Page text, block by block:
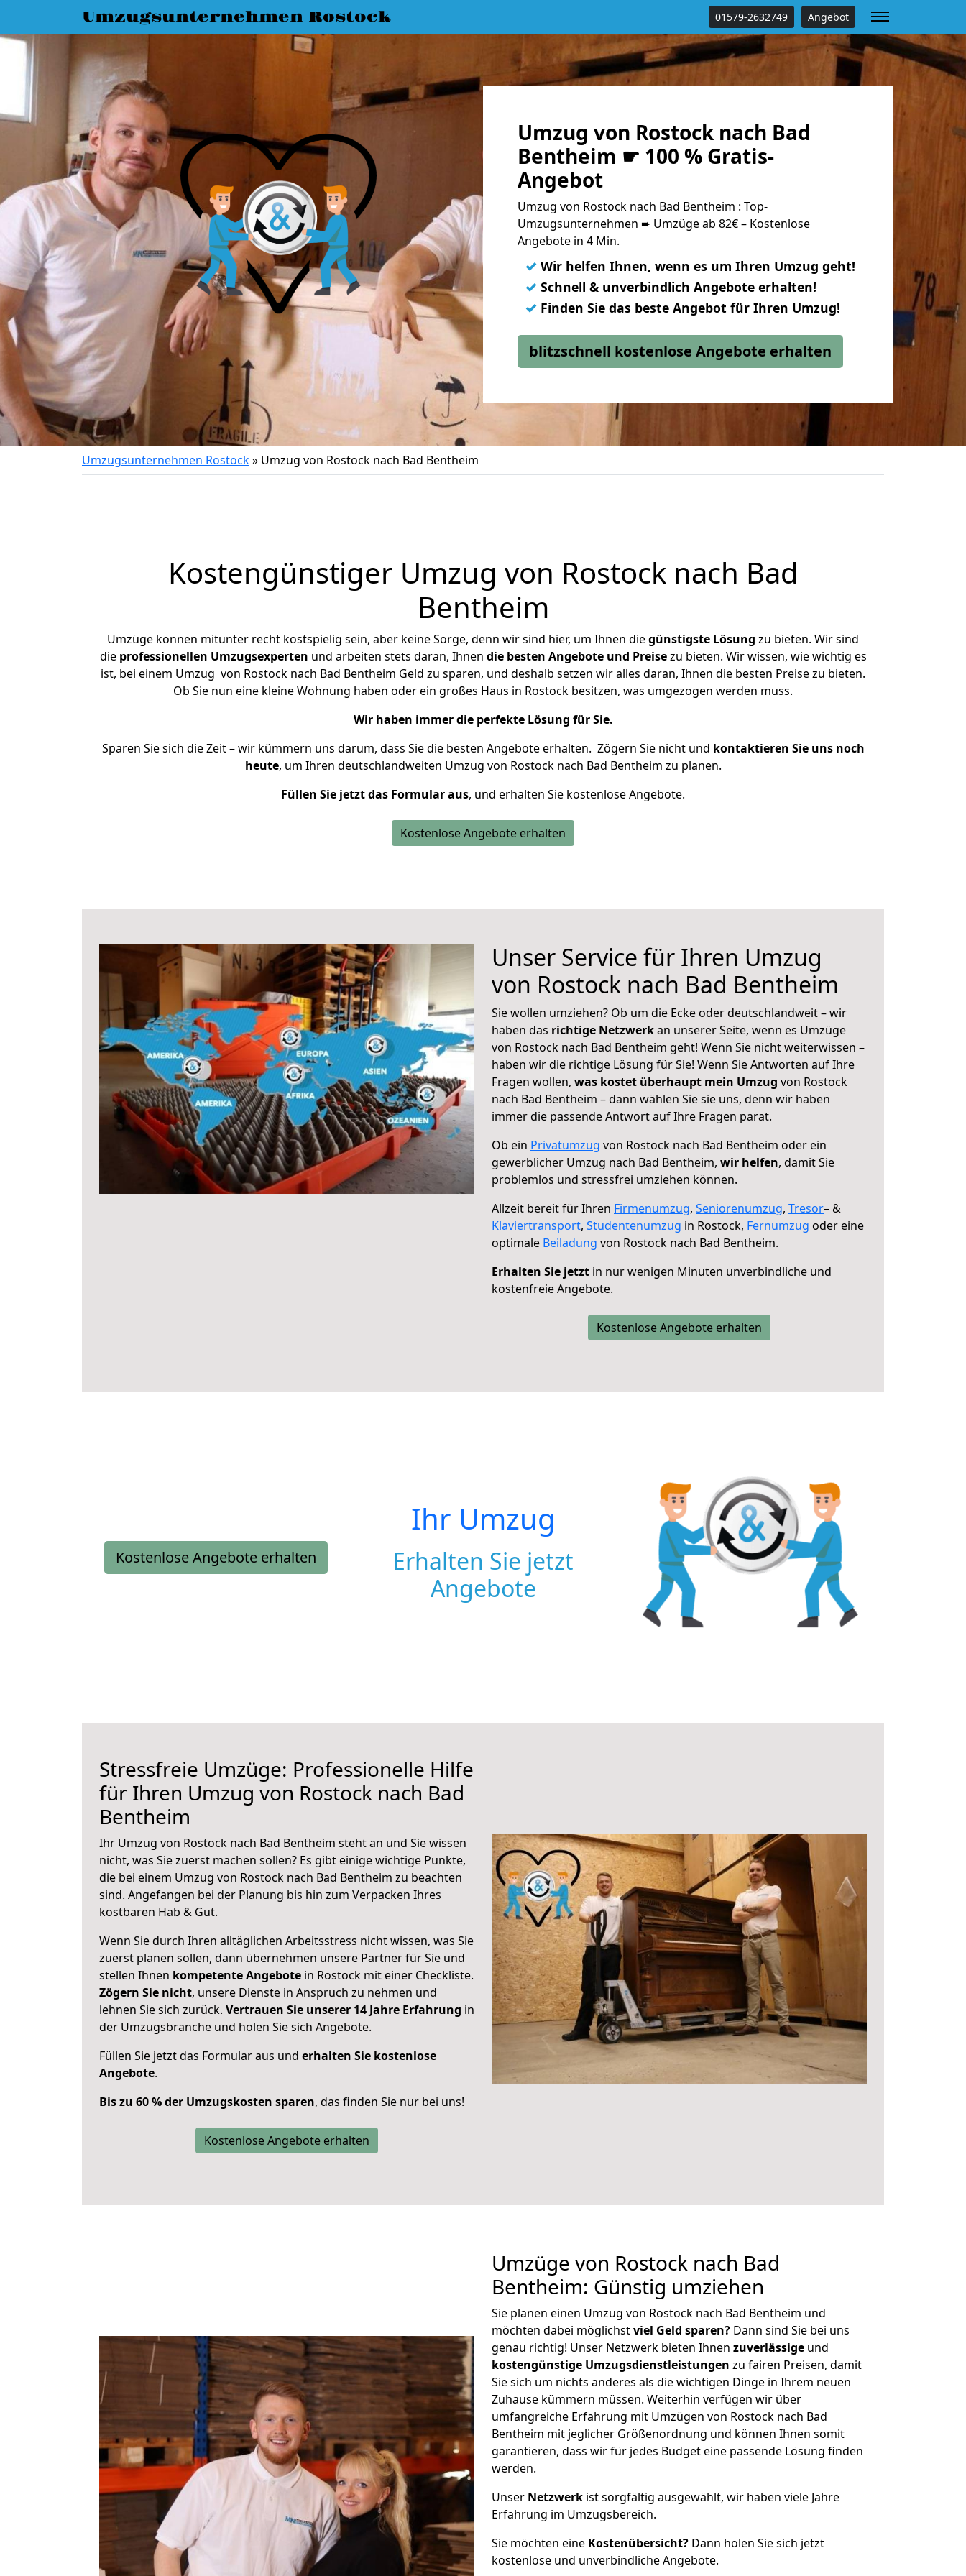
Umzugsunternehmen Rostock 01579-2632749 Angebot
Umzug von Rostock nach Bad
Bentheim ☛ 100 % Gratis-
Angebot
Umzug von Rostock nach Bad Bentheim : Top-
Umzugsunternehmen ➨ Umzüge ab 82€ – Kostenlose
Angebote in 4 Min.
✓ Wir helfen Ihnen, wenn es um Ihren Umzug geht!
✓ Schnell & unverbindlich Angebote erhalten!
✓ Finden Sie das beste Angebot für Ihren Umzug!
blitzschnell kostenlose Angebote erhalten
Umzugsunternehmen Rostock» Umzug von Rostock nach Bad Bentheim
Kostengünstiger Umzug von Rostock nach Bad
Bentheim
Umzüge können mitunter recht kostspielig sein, aber keine Sorge, denn wir sind hier, um Ihnen diegünstigste Lösung zu bieten. Wir sind
die professionellen Umzugsexperten und arbeiten stets daran, Ihnen die besten Angebote und Preisezu bieten. Wir wissen, wie wichtig es
ist, bei einem Umzug von Rostock nach Bad Bentheim Geld zu sparen, und deshalb setzen wir alles daran, Ihnen die besten Preise zu bieten.
Ob Sie nun eine kleine Wohnung haben oder ein großes Haus in Rostock besitzen, was umgezogen werden muss.
Wir haben immer die perfekte Lösung für Sie.
Sparen Sie sich die Zeit – wir kümmern uns darum, dass Sie die besten Angebote erhalten. Zögern Sie nicht und kontaktieren Sie uns noch
heute, um Ihren deutschlandweiten Umzug von Rostock nach Bad Bentheim zu planen.
Füllen Sie jetzt das Formular aus, und erhalten Sie kostenlose Angebote.
Kostenlose Angebote erhalten
Unser Service für Ihren Umzug
von Rostock nach Bad Bentheim
Sie wollen umziehen? Ob um die Ecke oder deutschlandweit – wir
haben das richtige Netzwerkan unserer Seite, wenn es Umzüge
von Rostock nach Bad Bentheim geht! Wenn Sie nicht weiterwissen –
haben wir die richtige Lösung für Sie! Wenn Sie Antworten auf Ihre
Fragen wollen, was kostet überhaupt mein Umzug von Rostock
nach Bad Bentheim – dann wählen Sie sie uns, denn wir haben
immer die passende Antwort auf Ihre Fragen parat.
Ob ein Privatumzug von Rostock nach Bad Bentheim oder ein
gewerblicher Umzug nach Bad Bentheim, wir helfen, damit Sie
problemlos und stressfrei umziehen können.
Allzeit bereit für Ihren Firmenumzug, Seniorenumzug, Tresor– &
Klaviertransport, Studentenumzug in Rostock, Fernumzug oder eine
optimale Beiladung von Rostock nach Bad Bentheim.
Erhalten Sie jetzt in nur wenigen Minuten unverbindliche und
kostenfreie Angebote.
Kostenlose Angebote erhalten
Kostenlose Angebote erhalten
Ihr Umzug
Erhalten Sie jetzt
Angebote
Stressfreie Umzüge: Professionelle Hilfe
für Ihren Umzug von Rostock nach Bad
Bentheim
Ihr Umzug von Rostock nach Bad Bentheim steht an und Sie wissen
nicht, was Sie zuerst machen sollen? Es gibt einige wichtige Punkte,
die bei einem Umzug von Rostock nach Bad Bentheim zu beachten
sind. Angefangen bei der Planung bis hin zum Verpacken Ihres
kostbaren Hab & Gut.
Wenn Sie durch Ihren alltäglichen Arbeitsstress nicht wissen, was Sie
zuerst planen sollen, dann übernehmen unsere Partner für Sie und
stellen Ihnen kompetente Angebote in Rostock mit einer Checkliste.
Zögern Sie nicht, unsere Dienste in Anspruch zu nehmen und
lehnen Sie sich zurück. Vertrauen Sie unserer 14 Jahre Erfahrung in
der Umzugsbranche und holen Sie sich Angebote.
Füllen Sie jetzt das Formular aus und erhalten Sie kostenlose
Angebote.
Bis zu 60 % der Umzugskosten sparen, das finden Sie nur bei uns!
Kostenlose Angebote erhalten
Umzüge von Rostock nach Bad
Bentheim: Günstig umziehen
Sie planen einen Umzug von Rostock nach Bad Bentheim und
möchten dabei möglichstviel Geld sparen? Dann sind Sie bei uns
genau richtig! Unser Netzwerk bieten Ihnen zuverlässige und
kostengünstige Umzugsdienstleistungen zu fairen Preisen, damit
Sie sich um nichts anderes als die wichtigen Dinge in Ihrem neuen
Zuhause kümmern müssen. Weiterhin verfügen wir über
umfangreiche Erfahrung mit Umzügen von Rostock nach Bad
Bentheim mit jeglicher Größenordnung und können Ihnen somit
garantieren, dass wir für jedes Budget eine passende Lösung finden
werden.
Unser Netzwerk ist sorgfältig ausgewählt, wir haben viele Jahre
Erfahrung im Umzugsbereich.
Sie möchten eine Kostenübersicht? Dann holen Sie sich jetzt
kostenlose und unverbindliche Angebote.